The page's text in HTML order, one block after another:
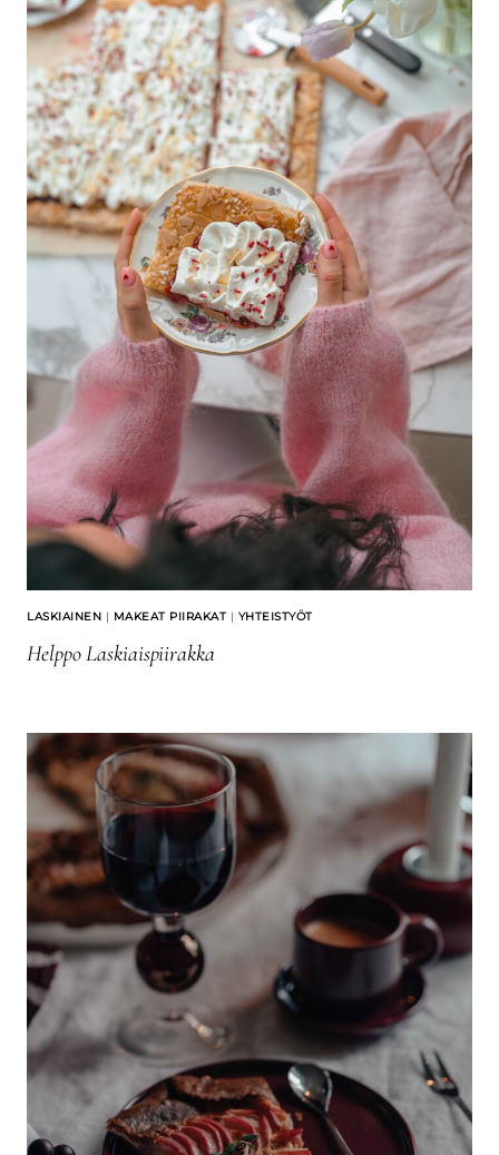
LASKIAINEN | MAKEAT PIIRAKAT | YHTEISTYÖT
Helppo Laskiaispiirakka